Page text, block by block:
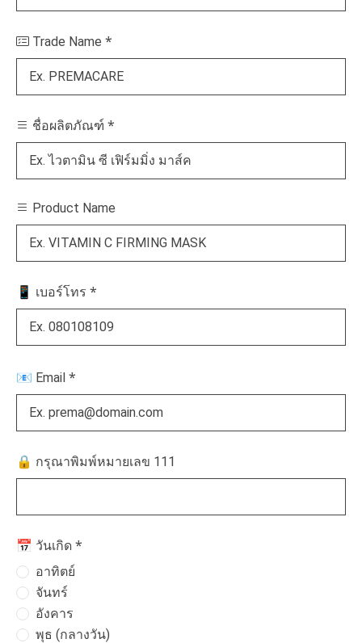
Trade Name *
ชื่อผลิตภัณฑ์ *
Product Name
📱 เบอร์โทร *
📧 Email *
🔒 กรุณาพิมพ์หมายเลข 111
📅 วันเกิด *
อาทิตย์
จันทร์
อังคาร
พุธ (กลางวัน)